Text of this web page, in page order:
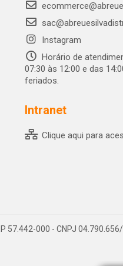
Instagram
Horário de
07:30 às 12:00 e das
feriados.
Intranet
Clique aqui para
57.442-000 - CNPJ